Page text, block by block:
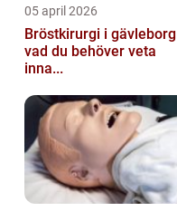
05 april 2026
Bröstkirurgi i gävleborg
vad du behöver veta
inna...